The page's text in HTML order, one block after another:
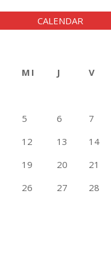
CALENDAR
MI J V
5 6 7
12 13 14
19 20 21
26 27 28